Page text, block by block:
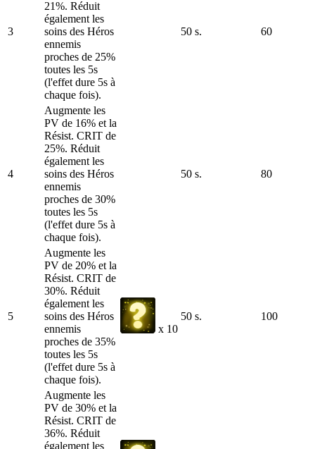
3
21%. Réduit
également les
soins des Héros
ennemis
proches de 25%
toutes les 5s
(l'effet dure 5s à
chaque fois).
50 s. 60
4
Augmente les
PV de 16% et la
Résist. CRIT de
25%. Réduit
également les
soins des Héros
ennemis
proches de 30%
toutes les 5s
(l'effet dure 5s à
chaque fois).
50 s. 80
5
Augmente les
PV de 20% et la
Résist. CRIT de
30%. Réduit
également les
soins des Héros
ennemis
proches de 35%
toutes les 5s
(l'effet dure 5s à
chaque fois).
x 10
50 s. 100
Augmente les
PV de 30% et la
Résist. CRIT de
36%. Réduit
également les